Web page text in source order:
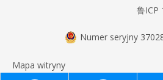
鲁ICP
Numer seryjny
Mapa witryny